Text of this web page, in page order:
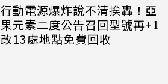
行動電源爆炸說不清挨轟！亞
果元素二度公告召回型號再+1
改13處地點免費回收